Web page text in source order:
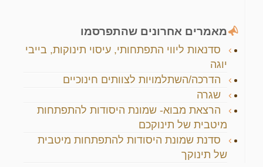
מאמרים אחרונים שהתפרסמו
סדנאות ליווי התפתחותי, עיסוי תינוקות, בייבי
יוגה
הדרכה/השתלמויות לצוותים חינוכיים
שגרה
הרצאת מבוא- שמונת היסודות להתפתחות
מיטבית של תינוקכם
סדנת שמונת היסודות להתפתחות מיטבית
של תינוקך